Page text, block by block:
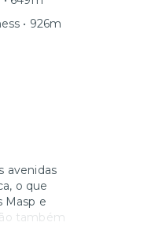
• 926m
avenidas
o que
Masp e
também